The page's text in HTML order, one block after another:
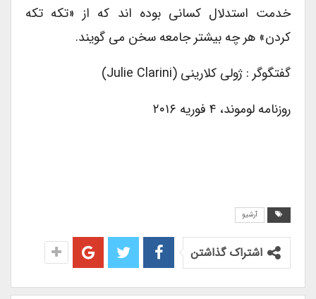
خدمت استدلال کسانی بوده اند که از «تکه تکه
کردن» هر چه بیشتر جامعه سخن می گویند.
گفتگوگر : ژولی کلارینی (Julie Clarini)
روزنامه لوموند، ۴ فوریه ۲۰۱۶
آرشیو
اشتراک گذاشتن